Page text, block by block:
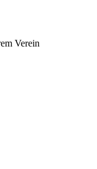
Verein